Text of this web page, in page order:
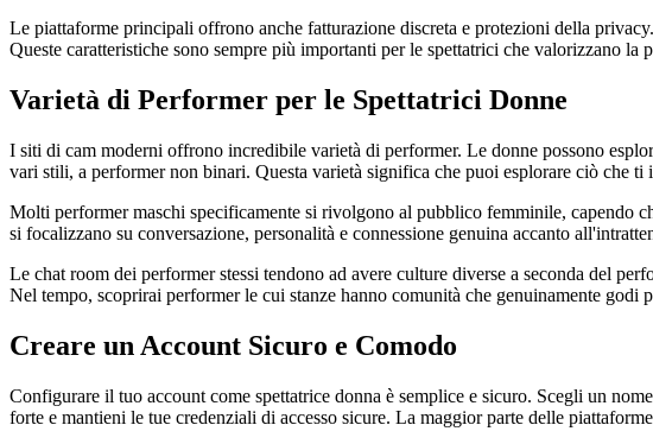
Le piattaforme principali offrono anche fatturazione discreta e protezioni della
Queste caratteristiche sono sempre più importanti per le spettatrici che valorizzano la
Varietà di Performer per le Spettatrici Donne
I siti di cam moderni offrono incredibile varietà di performer. Le donne possono
vari stili, a performer non binari. Questa varietà significa che puoi esplorare ciò che ti
Molti performer maschi specificamente si rivolgono al pubblico femminile, capendo
si focalizzano su conversazione, personalità e connessione genuina accanto
Le chat room dei performer stessi tendono ad avere culture diverse a seconda del
Nel tempo, scoprirai performer le cui stanze hanno comunità che genuinamente godi
Creare un Account Sicuro e Comodo
Configurare il tuo account come spettatrice donna è semplice e sicuro. Scegli un
forte e mantieni le tue credenziali di accesso sicure. La maggior parte delle